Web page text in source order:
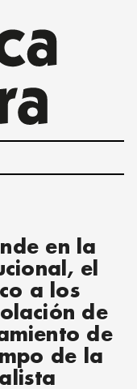
en la
el
a los
de
de
de la